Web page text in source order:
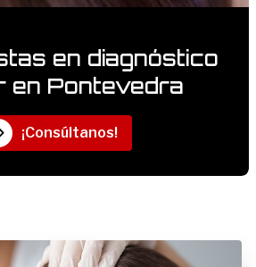
Instagram
en diagnóstico
en Pontevedra
¡Consúltanos!